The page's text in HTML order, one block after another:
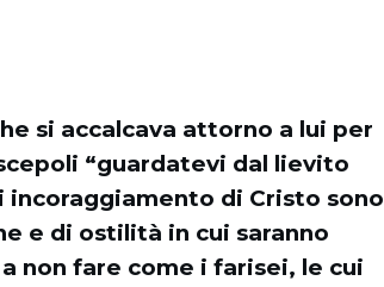
si accalcava attorno a lui per
“guardatevi dal lievito
incoraggiamento di Cristo sono
e di ostilità in cui saranno
non fare come i farisei, le cui